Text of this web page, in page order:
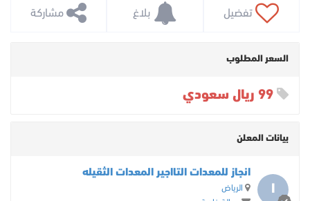
تفضيل مشاركة
السعر المطلوب
بيانات المعلن
ا
انجاز للمعدات التااجير المعدات الثقيله
الرياض